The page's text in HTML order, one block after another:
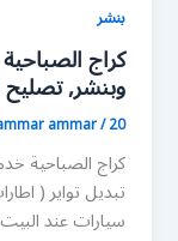
بنشر
وبنشر,
ammar/20 أبريل، 2020
كراج الصباحية
تبديل تواير (
سيارات عند البيت